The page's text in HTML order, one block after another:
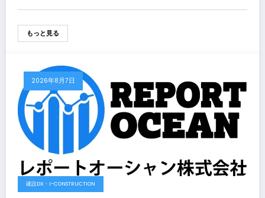
もっと見る
2026年8月7日
建設DX・I-CONSTRUCTION